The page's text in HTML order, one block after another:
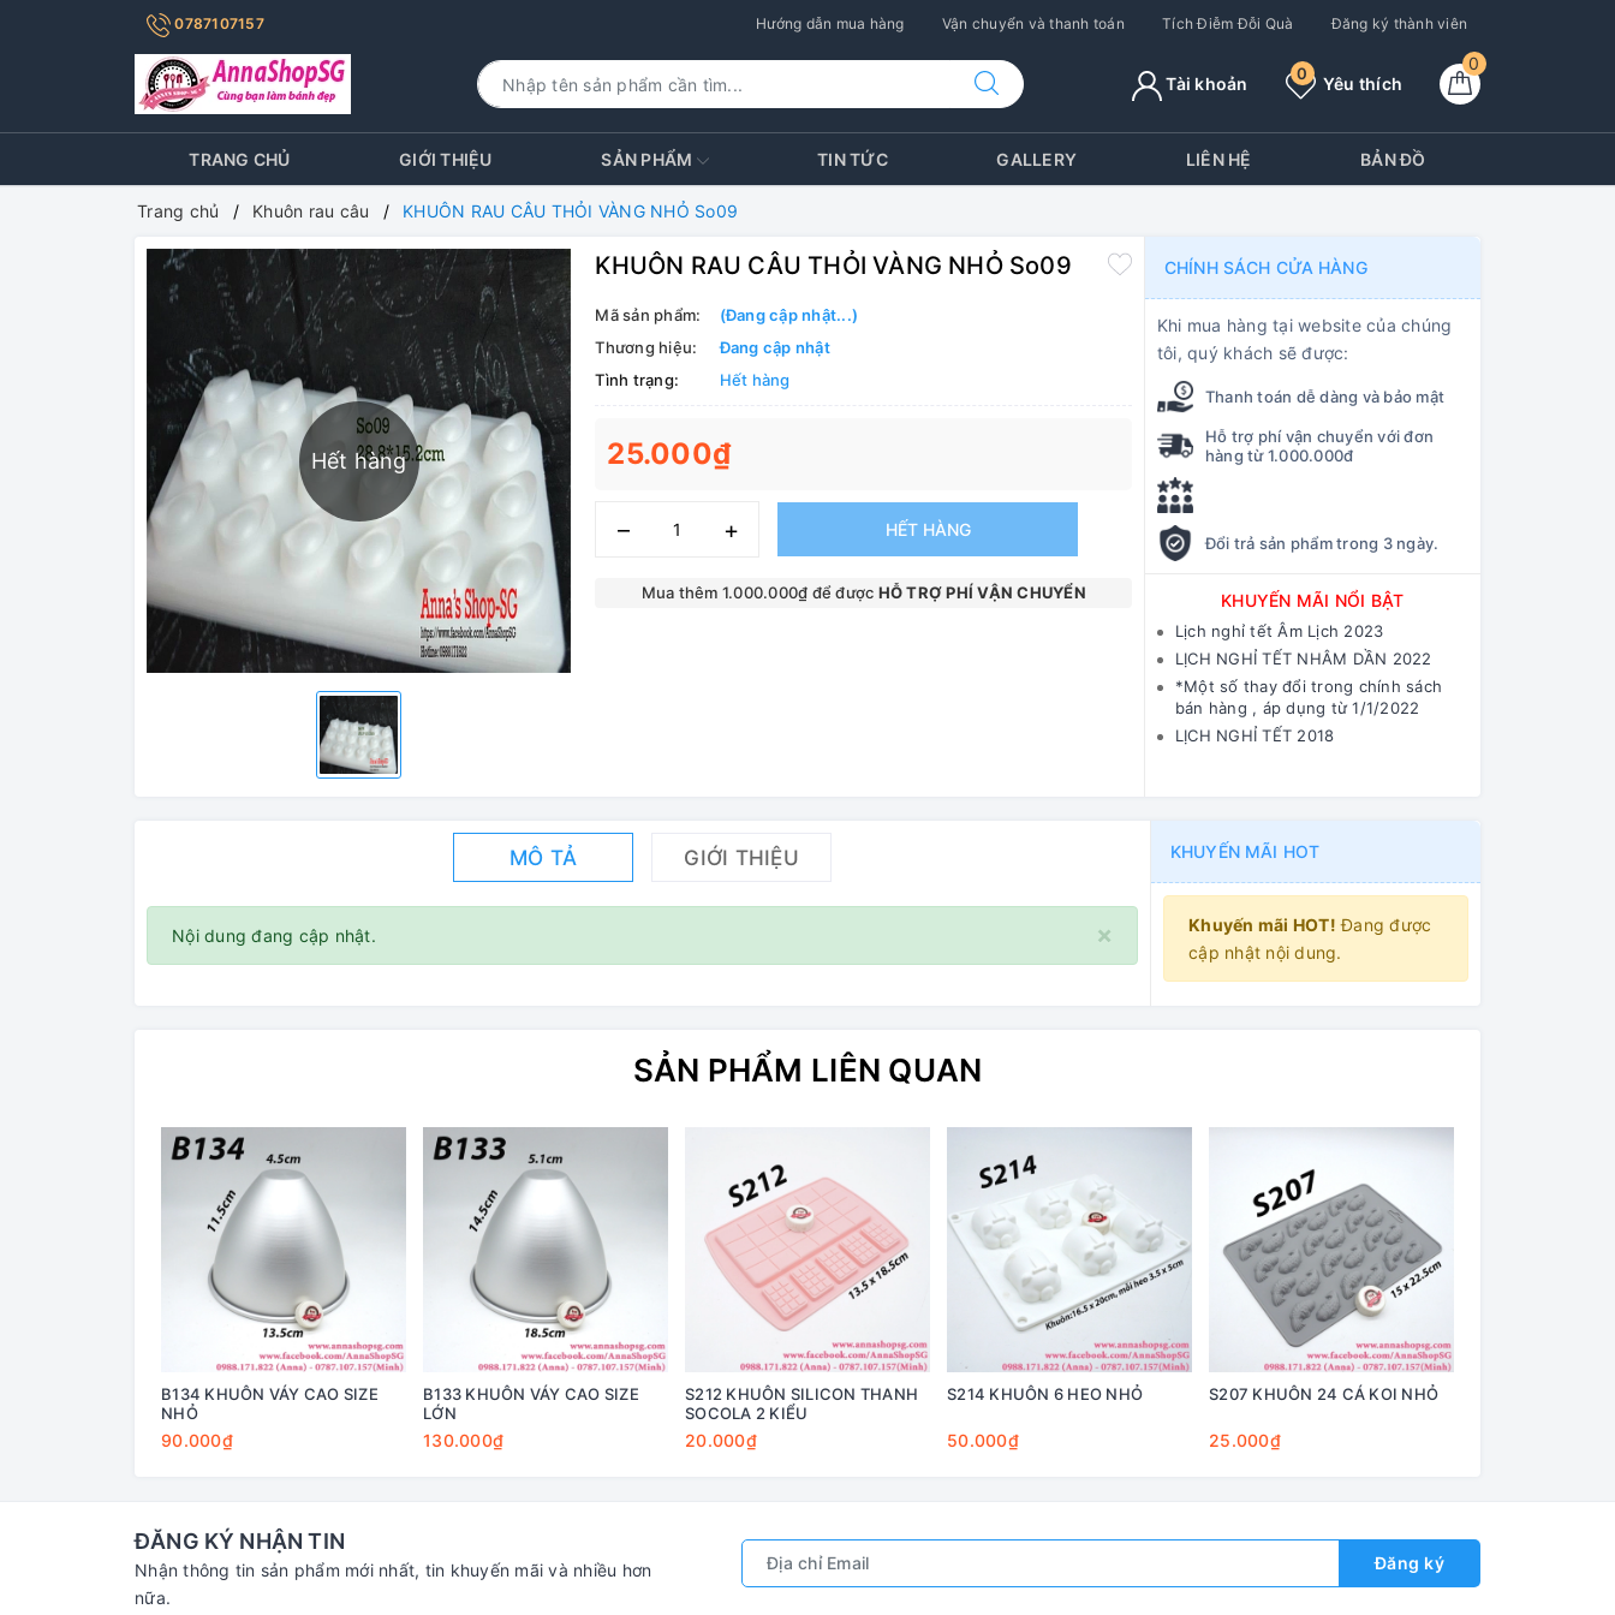
0787107157 Hướng dẫn mua hàng Vận chuyển và thanh toán Tích Điễm Đỗi Quà Đăng ký thành viên
0
Yêu thích
0
Tài khoản
TRANG CHỦ GIỚI THIỆU SẢN PHẨM TIN TỨC GALLERY LIÊN HỆ BẢN ĐỒ
Trang chủ Khuôn rau câu KHUÔN RAU CÂU THỎI VÀNG NHỎ So09
Hết hàng
KHUÔN RAU CÂU THỎI VÀNG NHỎ So09
Mã sản phẩm:
(Đang cập nhật...)
Thương hiệu:
Đang cập nhật
Tình trạng:
Hết hàng
25.000₫
– + HẾT HÀNG
Mua thêm 1.000.000₫ để được HỖ TRỢ PHÍ VẬN CHUYỂN
CHÍNH SÁCH CỬA HÀNG
Khi mua hàng tại website của chúng
tôi, quý khách sẽ được:
Thanh toán dễ dàng và bảo mật
Hỗ trợ phí vận chuyển với đơn
hàng từ 1.000.000đ
Đổi trả sản phẩm trong 3 ngày.
KHUYẾN MÃI NỔI BẬT
Lịch nghỉ tết Âm Lịch 2023
LỊCH NGHỈ TẾT NHÂM DẦN 2022
*Một số thay đổi trong chính sách
bán hàng , áp dụng từ 1/1/2022
LỊCH NGHỈ TẾT 2018
MÔ TẢ GIỚI THIỆU
×
Nội dung đang cập nhật.
KHUYẾN MÃI HOT
Khuyến mãi HOT! Đang được
cập nhật nội dung.
SẢN PHẨM LIÊN QUAN
B134 KHUÔN VÁY CAO SIZE
NHỎ
90.000₫
B133 KHUÔN VÁY CAO SIZE
LỚN
130.000₫
S212 KHUÔN SILICON THANH
SOCOLA 2 KIỂU
20.000₫
S214 KHUÔN 6 HEO NHỎ
50.000₫
S207 KHUÔN 24 CÁ KOI NHỎ
25.000₫
ĐĂNG KÝ NHẬN TIN
Nhận thông tin sản phẩm mới nhất, tin khuyến mãi và nhiều hơn
nữa.
Đăng ký